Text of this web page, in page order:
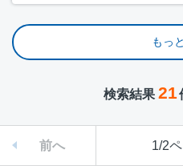
もっ
検索結果 21
前へ 1/2